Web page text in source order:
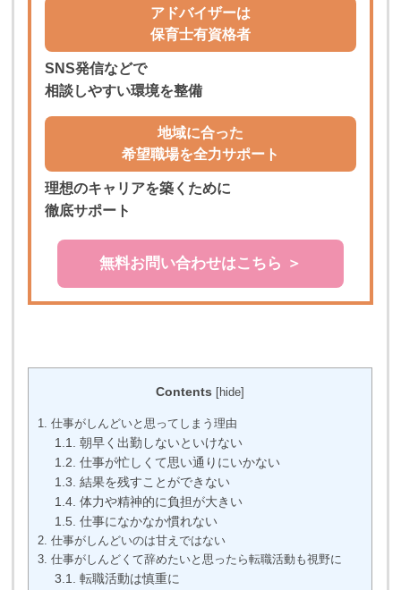
アドバイザーは
保育士有資格者
SNS発信などで
相談しやすい環境を整備
地域に合った
希望職場を全力サポート
理想のキャリアを築くために
徹底サポート
無料お問い合わせはこちら ＞
Contents hide
1. 仕事がしんどいと思ってしまう理由
1.1.
朝早く出勤しないといけない
1.2. 仕事が忙しくて思い通りにいかない
1.3. 結果を残すことができない
1.4. 体力や精神的に負担が大きい
1.5. 仕事になかなか慣れない
2. 仕事がしんどいのは甘えではない
3. 仕事がしんどくて辞めたいと思ったら転職活動も視野に
3.1. 転職活動は慎重に